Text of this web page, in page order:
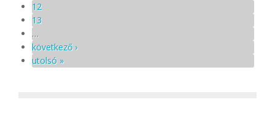
12
13
…
következő ›
utolsó »